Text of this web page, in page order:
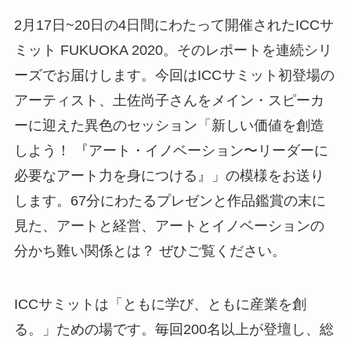
2月17日~20日の4日間にわたって開催されたICCサ
ミット FUKUOKA 2020。そのレポートを連続シリ
ーズでお届けします。今回はICCサミット初登場の
アーティスト、土佐尚子さんをメイン・スピーカ
ーに迎えた異色のセッション「新しい価値を創造
しよう！ 『アート・イノベーション〜リーダーに
必要なアート力を身につける』」の模様をお送り
します。67分にわたるプレゼンと作品鑑賞の末に
見た、アートと経営、アートとイノベーションの
分かち難い関係とは？ ぜひご覧ください。
ICCサミットは「ともに学び、ともに産業を創
る。」ための場です。毎回200名以上が登壇し、総